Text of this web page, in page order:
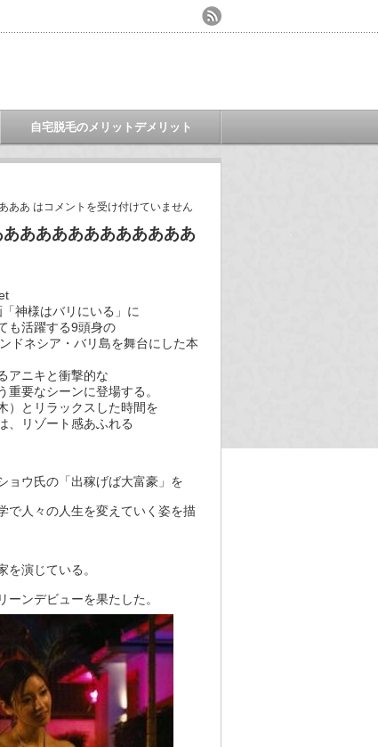
自宅脱毛のメリットデメリット
ああ はコメントを受け付けていません
あああああああああああ
神様はバリにいる」に
も活躍する9頭身の
ドネシア・バリ島を舞台にした本
アニキと衝撃的な
要なシーンに登場する。
）とリラックスした時間を
、リゾート感あふれる
ョウ氏の「出稼げば大富豪」を
で人々の人生を変えていく姿を描
演じている。
ンデビューを果たした。